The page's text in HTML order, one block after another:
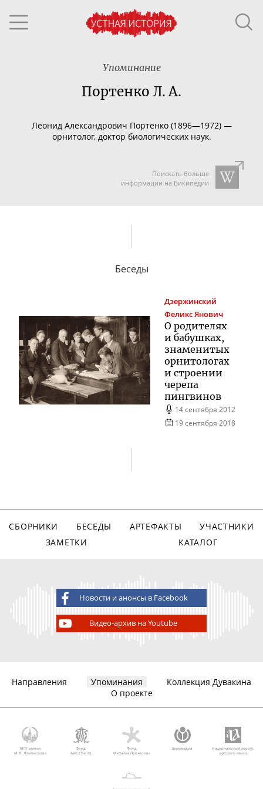
Упоминание
Портенко Л. А.
Леонид Александрович Портенко (1896—1972) —
орнитолог, доктор биологических наук.
Поискать больше
информации на Википедии
Беседы
Дзержинский
Феликс Янович
О родителях
и бабушках,
знаменитых
орнитологах
и строении
черепа
пингвинов
14 сентября 2012
19 сентября 2018
СБОРНИКИ БЕСЕДЫ АРТЕФАКТЫ
УЧАСТНИКИ
ЗАМЕТКИ
КАТАЛОГ
Новости и анонсы в Facebook
Видео-архив на Youtube
Направления Упоминания
Коллекция Дувакина
О проекте
МГУ имени
М.В. Ломоносова
Фонд
AVC Charity
Фонд
Михаила Прохорова
Викимедиа
Национальный корпус
русского языка